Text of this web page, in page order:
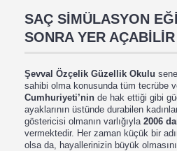
SAÇ SİMÜLASYON
SONRA YER
Şevval Özçelik Güzellik Okulu
sahibi olma konusunda tüm tecrübe
Cumhuriyeti’nin de hak ettiği gibi
ayaklarının üstünde durabilen
göstericisi olmanın varlığıyla 2006
vermektedir. Her zaman küçük bir
olsa da, hayallerinizin büyük